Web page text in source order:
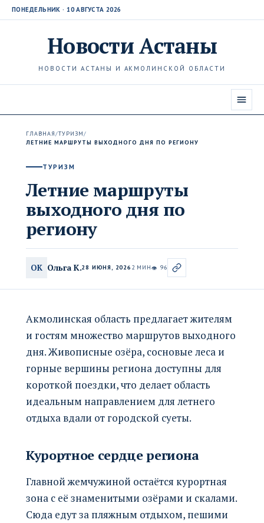
ПОНЕДЕЛЬНИК · 10 АВГУСТА 2026
НовостиАстаны
НОВОСТИ АСТАНЫ И АКМОЛИНСКОЙ ОБЛАСТИ
ГЛАВНАЯ/ТУРИЗМ/
ЛЕТНИЕ МАРШРУТЫ ВЫХОДНОГО ДНЯ ПО РЕГИОНУ
ТУРИЗМ
Летние маршруты
выходного дня по
региону
ОК Ольга К.28 ИЮНЯ, 2026 2 МИН👁 96
Акмолинская область предлагает жителям
и гостям множество маршрутов выходного
дня. Живописные озёра, сосновые леса и
горные вершины региона доступны для
короткой поездки, что делает область
идеальным направлением для летнего
отдыха вдали от городской суеты.
Курортное сердце региона
Главной жемчужиной остаётся курортная
зона с её знаменитыми озёрами и скалами.
Сюда едут за пляжным отдыхом, пешими